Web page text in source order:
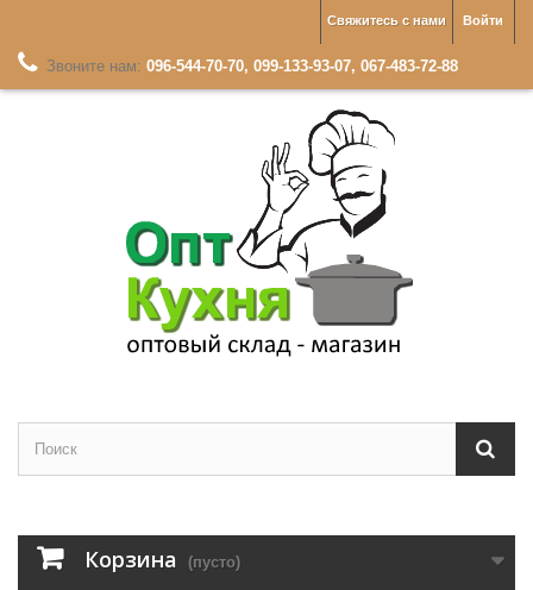
Войти
Свяжитесь с нами
Звоните нам: 096-544-70-70, 099-133-93-07, 067-483-72-88
Корзина (пусто)